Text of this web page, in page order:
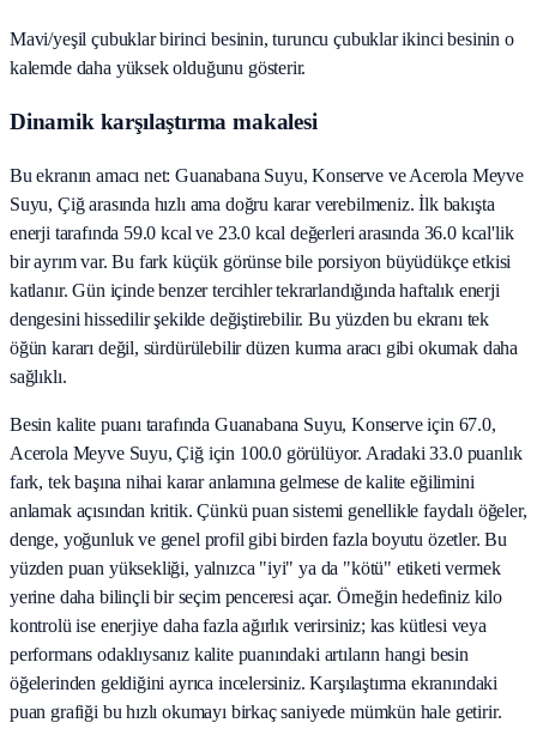
Mavi/yeşil çubuklar birinci besinin, turuncu çubuklar ikinci besinin o
kalemde daha yüksek olduğunu gösterir.
Dinamik karşılaştırma makalesi
Bu ekranın amacı net: Guanabana Suyu, Konserve ve Acerola Meyve
Suyu, Çiğ arasında hızlı ama doğru karar verebilmeniz. İlk bakışta
enerji tarafında 59.0 kcal ve 23.0 kcal değerleri arasında 36.0 kcal'lik
bir ayrım var. Bu fark küçük görünse bile porsiyon büyüdükçe etkisi
katlanır. Gün içinde benzer tercihler tekrarlandığında haftalık enerji
dengesini hissedilir şekilde değiştirebilir. Bu yüzden bu ekranı tek
öğün kararı değil, sürdürülebilir düzen kurma aracı gibi okumak daha
sağlıklı.
Besin kalite puanı tarafında Guanabana Suyu, Konserve için 67.0,
Acerola Meyve Suyu, Çiğ için 100.0 görülüyor. Aradaki 33.0 puanlık
fark, tek başına nihai karar anlamına gelmese de kalite eğilimini
anlamak açısından kritik. Çünkü puan sistemi genellikle faydalı öğeler,
denge, yoğunluk ve genel profil gibi birden fazla boyutu özetler. Bu
yüzden puan yüksekliği, yalnızca "iyi" ya da "kötü" etiketi vermek
yerine daha bilinçli bir seçim penceresi açar. Örneğin hedefiniz kilo
kontrolü ise enerjiye daha fazla ağırlık verirsiniz; kas kütlesi veya
performans odaklıysanız kalite puanındaki artıların hangi besin
öğelerinden geldiğini ayrıca incelersiniz. Karşılaştırma ekranındaki
puan grafiği bu hızlı okumayı birkaç saniyede mümkün hale getirir.